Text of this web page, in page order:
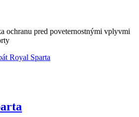
ochranu pred poveternostnými vplyvmi